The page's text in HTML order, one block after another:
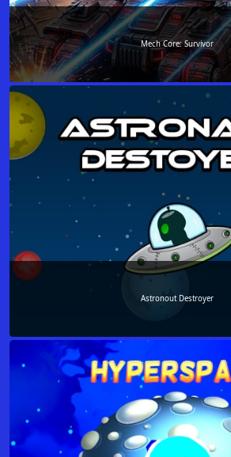
Mech Core: Survivor
Astronout Destroyer